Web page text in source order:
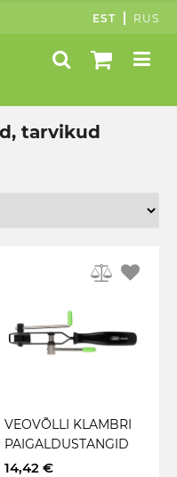
EST RUS
tarvikud
VEOVÕLLI KLAMBRI
PAIGALDUSTANGID
LÕIKAJAGA. MAX
14,42 €